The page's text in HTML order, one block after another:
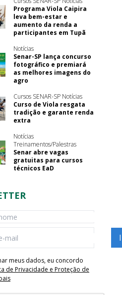
Programa Viola Caipira
leva bem-estar e
aumento da renda a
participantes em Tupã
Notícias
Senar-SP lança concurso
fotográfico e premiará
as melhores imagens do
agro
Cursos SENAR-SP Notícias
Curso de Viola resgata
tradição e garante renda
extra
Notícias
Treinamentos/Palestras
Senar abre vagas
gratuitas para cursos
técnicos EaD
meus dados, eu concordo
de Privacidade e Proteção de